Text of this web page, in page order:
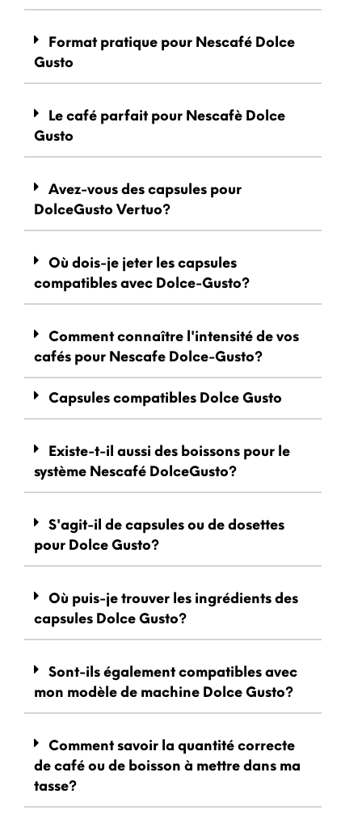
Format pratique pour Nescafé Dolce
Gusto
Le café parfait pour Nescafè Dolce
Gusto
Avez-vous des capsules pour
DolceGusto Vertuo?
Où dois-je jeter les capsules
compatibles avec Dolce-Gusto?
Comment connaître l'intensité de vos
cafés pour Nescafe Dolce-Gusto?
Capsules compatibles Dolce Gusto
Existe-t-il aussi des boissons pour le
système Nescafé DolceGusto?
S'agit-il de capsules ou de dosettes
pour Dolce Gusto?
Où puis-je trouver les ingrédients des
capsules Dolce Gusto?
Sont-ils également compatibles avec
mon modèle de machine Dolce Gusto?
Comment savoir la quantité correcte
de café ou de boisson à mettre dans ma
tasse?